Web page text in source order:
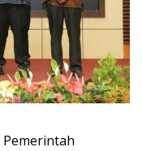
Pemerintah